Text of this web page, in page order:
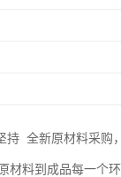
持 全新原材料采
材料到成品每一个